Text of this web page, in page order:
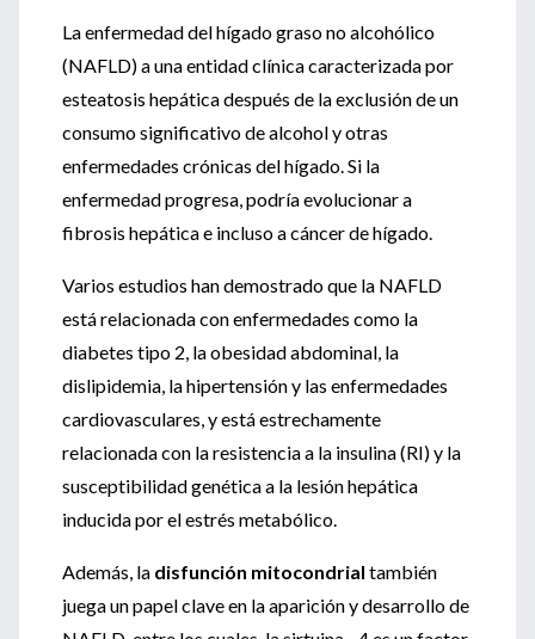
La enfermedad del hígado graso no alcohólico
(NAFLD) a una entidad clínica caracterizada por
esteatosis hepática después de la exclusión de un
consumo significativo de alcohol y otras
enfermedades crónicas del hígado. Si la
enfermedad progresa, podría evolucionar a
fibrosis hepática e incluso a cáncer de hígado.
Varios estudios han demostrado que la NAFLD
está relacionada con enfermedades como la
diabetes tipo 2, la obesidad abdominal, la
dislipidemia, la hipertensión y las enfermedades
cardiovasculares, y está estrechamente
relacionada con la resistencia a la insulina (RI) y la
susceptibilidad genética a la lesión hepática
inducida por el estrés metabólico.
Además, la disfunción mitocondrial también
juega un papel clave en la aparición y desarrollo de